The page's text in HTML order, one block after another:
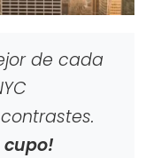
de cada
cupo!